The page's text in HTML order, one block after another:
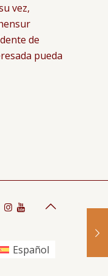
vez,
de
pueda
Español